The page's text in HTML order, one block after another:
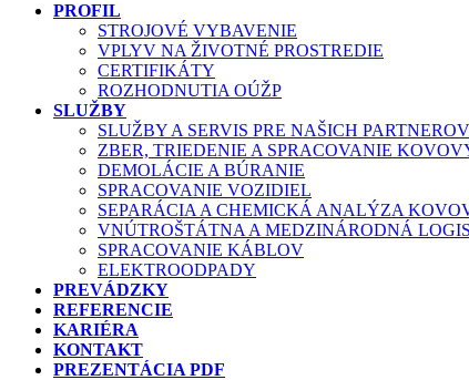
PROFIL
STROJOVÉ VYBAVENIE
VPLYV NA ŽIVOTNÉ PROSTREDIE
CERTIFIKÁTY
ROZHODNUTIA OÚŽP
SLUŽBY
SLUŽBY A SERVIS PRE NAŠICH PARTNEROV
ZBER, TRIEDENIE A SPRACOVANIE
DEMOLÁCIE A BÚRANIE
SPRACOVANIE VOZIDIEL
SEPARÁCIA A CHEMICKÁ ANALÝZA
VNÚTROŠTÁTNA A MEDZINÁRODNÁ
SPRACOVANIE KÁBLOV
ELEKTROODPADY
PREVÁDZKY
REFERENCIE
KARIÉRA
KONTAKT
PREZENTÁCIA PDF